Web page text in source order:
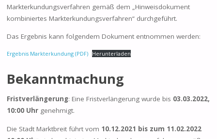
Markterkundungsverfahren gemäß dem „Hinweisdokument
kombiniertes Markterkundungsverfahren“ durchgeführt.
Das Ergebnis kann folgendem Dokument entnommen werden:
Ergebnis Markterkundung (PDF) Herunterladen
Bekanntmachung
Fristverlängerung: Eine Fristverlängerung wurde bis 03.03.2022,
10:00 Uhrgenehmigt.
Die Stadt Marktbreit führt vom 10.12.2021 bis zum 11.02.2022